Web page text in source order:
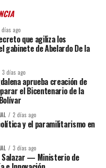
días ago
que agiliza los
gabinete de Abelardo De la
3 días ago
aprueba creación de
el Bicentenario de la
2 días ago
y el paramilitarismo en
3 días ago
Salazar — Ministerio de